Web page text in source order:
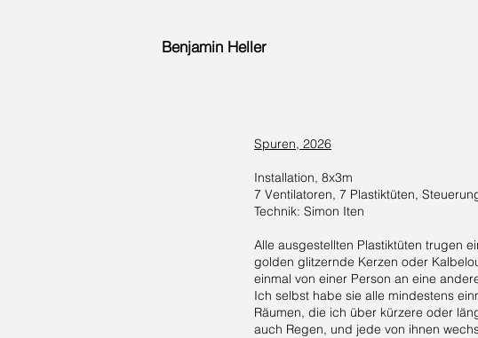
Benjamin Heller
Spuren, 2026
Installation, 8x3m
7 Ventilatoren, 7 Plastiktüten,
Technik: Simon Iten
Alle ausgestellten Plastiktüten trugen
golden glitzernde Kerzen oder
einmal von einer Person an eine
Ich selbst habe sie alle mindestens
Räumen, die ich über kürzere oder
auch Regen, und jede von ihnen